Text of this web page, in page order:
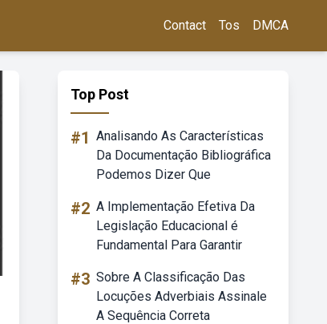
Contact Tos DMCA
Top Post
#1 Analisando As Características
Da Documentação Bibliográfica
Podemos Dizer Que
#2 A Implementação Efetiva Da
Legislação Educacional é
Fundamental Para Garantir
#3 Sobre A Classificação Das
Locuções Adverbiais Assinale
A Sequência Correta